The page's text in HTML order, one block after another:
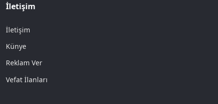
İletişim
İletişim
Künye
Reklam Ver
Vefat İlanları